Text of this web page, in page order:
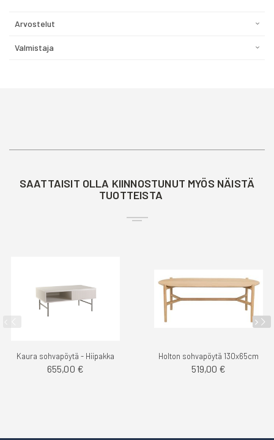
Arvostelut
Valmistaja
SAATTAISIT OLLA KIINNOSTUNUT MYÖS NÄISTÄ
TUOTTEISTA
Kaura sohvapöytä - Hiipakka
655,00 €
Holton sohvapöytä 130x65cm
519,00 €